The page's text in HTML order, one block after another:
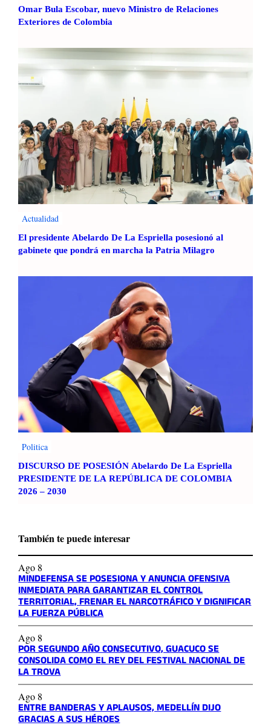
Omar Bula Escobar, nuevo Ministro de Relaciones
Exteriores de Colombia
Actualidad
El presidente Abelardo De La Espriella posesionó al
gabinete que pondrá en marcha la Patria Milagro
Politica
DISCURSO DE POSESIÓN Abelardo De La Espriella
PRESIDENTE DE LA REPÚBLICA DE COLOMBIA
2026 – 2030
También te puede interesar
Ago 8
MINDEFENSA SE POSESIONA Y ANUNCIA OFENSIVA
INMEDIATA PARA GARANTIZAR EL CONTROL
TERRITORIAL, FRENAR EL NARCOTRÁFICO Y DIGNIFICAR
LA FUERZA PÚBLICA
Ago 8
POR SEGUNDO AÑO CONSECUTIVO, GUACUCO SE
CONSOLIDA COMO EL REY DEL FESTIVAL NACIONAL DE
LA TROVA
Ago 8
ENTRE BANDERAS Y APLAUSOS, MEDELLÍN DIJO
GRACIAS A SUS HÉROES